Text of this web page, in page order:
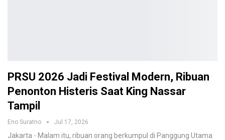
PRSU 2026 Jadi Festival Modern, Ribuan
Penonton Histeris Saat King Nassar
Tampil
Eno Suratno Jul 17, 2026
Jakarta - Malam itu, ribuan orang berkumpul di Panggung Utama